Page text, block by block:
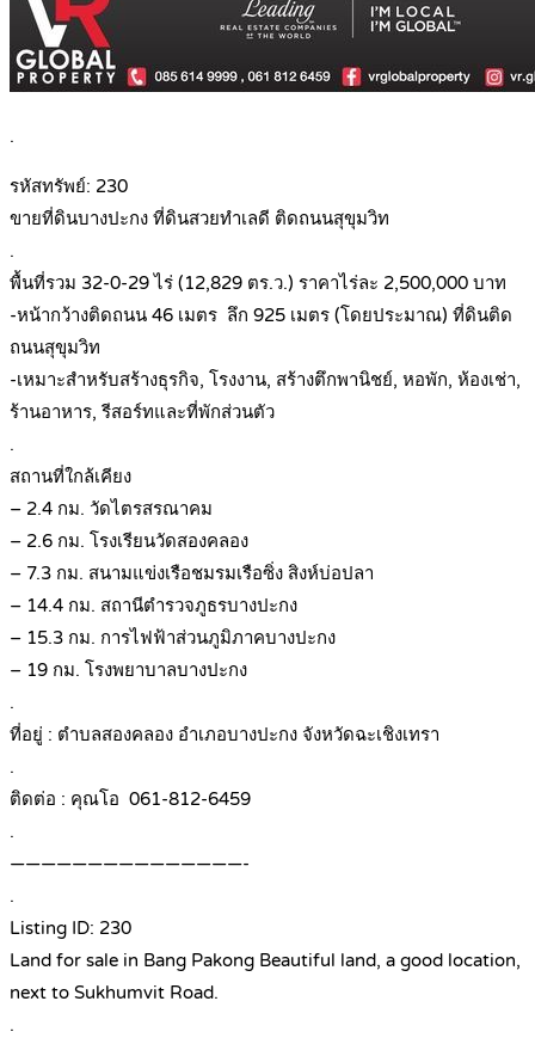
.
รหัสทรัพย์: 230
ขายที่ดินบางปะกง ที่ดินสวยทำเลดี ติดถนนสุขุมวิท
.
พื้นที่รวม 32-0-29 ไร่ (12,829 ตร.ว.) ราคาไร่ละ 2,500,000 บาท
-หน้ากว้างติดถนน 46 เมตร ลึก 925 เมตร (โดยประมาณ) ที่ดินติด
ถนนสุขุมวิท
-เหมาะสำหรับสร้างธุรกิจ, โรงงาน, สร้างตึกพานิชย์, หอพัก, ห้องเช่า,
ร้านอาหาร, รีสอร์ทและที่พักส่วนตัว
.
สถานที่ใกล้เคียง
– 2.4 กม. วัดไตรสรณาคม
– 2.6 กม. โรงเรียนวัดสองคลอง
– 7.3 กม. สนามแข่งเรือชมรมเรือซิ่ง สิงห์บ่อปลา
– 14.4 กม. สถานีตำรวจภูธรบางปะกง
– 15.3 กม. การไฟฟ้าส่วนภูมิภาคบางปะกง
– 19 กม. โรงพยาบาลบางปะกง
.
ที่อยู่ : ตำบลสองคลอง อำเภอบางปะกง จังหวัดฉะเชิงเทรา
.
ติดต่อ : คุณโอ 061-812-6459
.
———————————————-
.
Listing ID: 230
Land for sale in Bang Pakong Beautiful land, a good location,
next to Sukhumvit Road.
.